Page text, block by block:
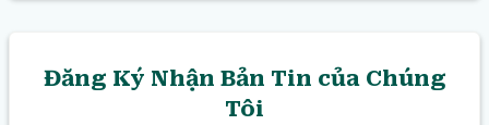
Đăng Ký Nhận Bản Tin của Chúng
Tôi